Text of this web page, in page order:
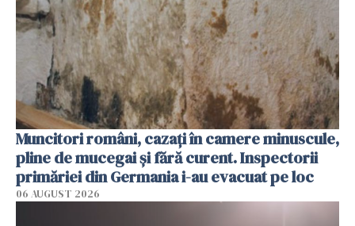
Muncitori români, cazați în camere minuscule,
pline de mucegai și fără curent. Inspectorii
primăriei din Germania i-au evacuat pe loc
06 AUGUST 2026